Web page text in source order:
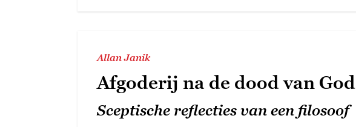
Allan Janik
Afgoderij na de dood van God
Sceptische reflecties van een filosoof